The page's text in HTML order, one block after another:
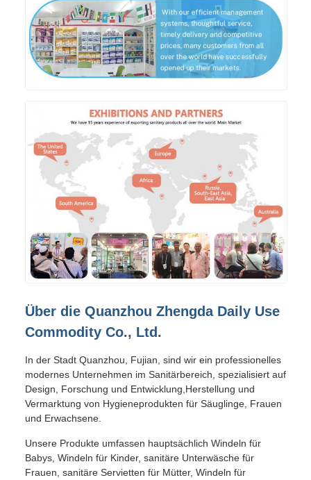
Über die Quanzhou Zhengda Daily Use
Commodity Co., Ltd.
In der Stadt Quanzhou, Fujian, sind wir ein professionelles
modernes Unternehmen im Sanitärbereich, spezialisiert auf
Design, Forschung und Entwicklung,Herstellung und
Vermarktung von Hygieneprodukten für Säuglinge, Frauen
und Erwachsene.
Unsere Produkte umfassen hauptsächlich Windeln für
Babys, Windeln für Kinder, sanitäre Unterwäsche für
Frauen, sanitäre Servietten für Mütter, Windeln für